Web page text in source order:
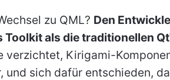
zu QML? Den
Toolkit als die traditionellen
verzichtet, Kirigami-
und sich dafür entschieden,